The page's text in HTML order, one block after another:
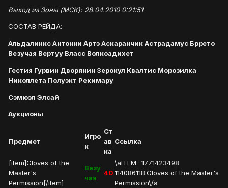
Выход из Зоны (МСК): 28.04.2010 0:21:51
СОСТАВ РЕЙДА:
Альдалинкс Антонни Артэ Аскаранчик Астрадамус Бррето
Везучая Вертуу Власс Волкоадихет
Гестия Гурвин Дворянин Зерокул Квалтис Морозилка
Николлета Полуэкт Рекимару
Сэмюэл Элсай
Аукционы
Предмет
Игро
к
Ст
ав
ка
Ссылка
[item]Gloves of the
Master's
Permission[/item]
Везу
чая
40
\aITEM -1771423498
114086118:Gloves of the Master's
Permission\/a